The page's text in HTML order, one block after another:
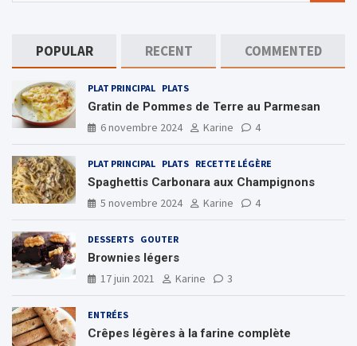
POPULAR RECENT COMMENTED
PLAT PRINCIPAL PLATS
Gratin de Pommes de Terre au Parmesan
6 novembre 2024
Karine 4
PLAT PRINCIPAL PLATS RECETTE LÉGÈRE
Spaghettis Carbonara aux Champignons
5 novembre 2024
Karine 4
DESSERTS GOUTER
Brownies légers
17 juin 2021
Karine 3
ENTRÉES
Crêpes légères à la farine complète